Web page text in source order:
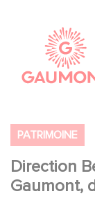
PATRIMOINE
Direction
Gaumont,